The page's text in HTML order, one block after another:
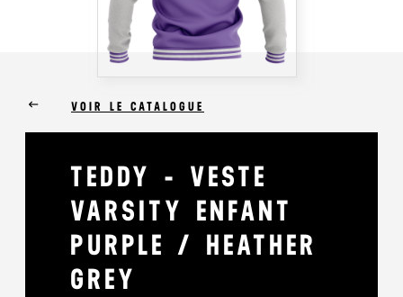
keyboard_backspace VOIR LE CATALOGUE
TEDDY - VESTE
VARSITY ENFANT
PURPLE / HEATHER
GREY